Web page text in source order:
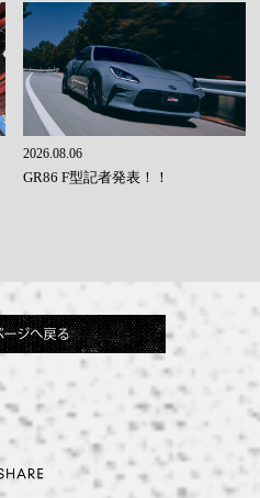
2026.08.06
GR86 F型記者発表！！